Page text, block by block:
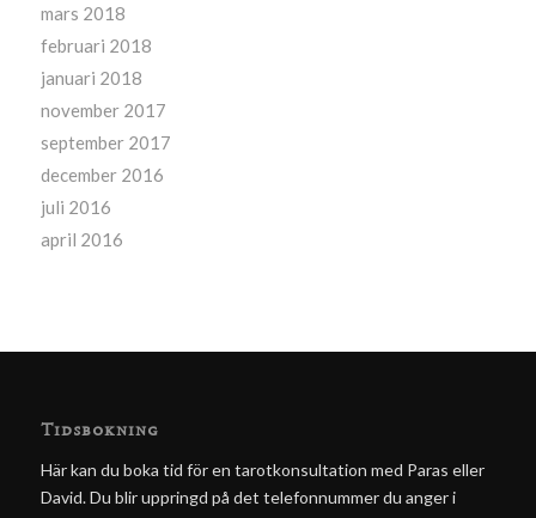
mars 2018
februari 2018
januari 2018
november 2017
september 2017
december 2016
juli 2016
april 2016
Tidsbokning
Här kan du boka tid för en tarotkonsultation med Paras eller
David. Du blir uppringd på det telefonnummer du anger i